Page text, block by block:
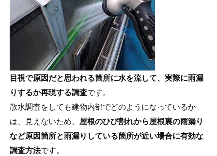
目視で原因だと思われる箇所に水を流して、実際に雨漏
りするか再現する調査です。
散水調査をしても建物内部でどのようになっているか
は、見えないため、 屋根のひび割れから屋根裏の雨漏り
など原因箇所と雨漏りしている箇所が近い場合に有効な
調査方法です。